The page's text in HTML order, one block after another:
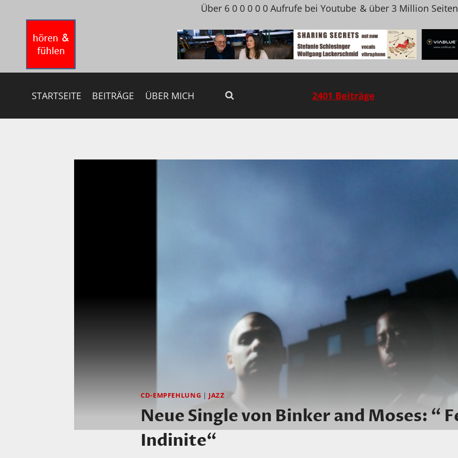
springen
Über 6 0 0 0 0 0 Aufrufe bei Youtube & über 3 Million
STARTSEITE BEITRÄGE ÜBER MICH 2401 Beiträge
CD-EMPFEHLUNG | JAZZ
Neue Single von Binker and Moses: “
Indinite“